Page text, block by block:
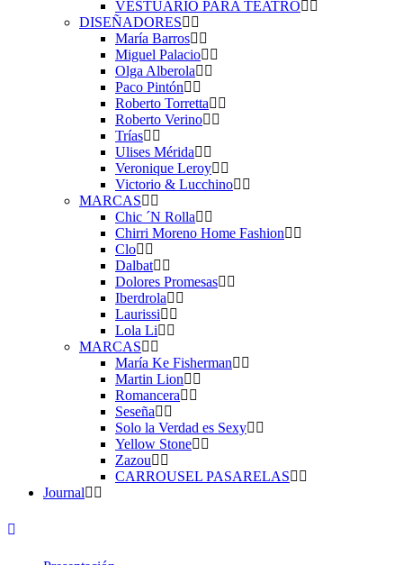
VESTUARIO PARA TEATRO
DISEÑADORES
María Barros
Miguel Palacio
Olga Alberola
Paco Pintón
Roberto Torretta
Roberto Verino
Trías
Ulises Mérida
Veronique Leroy
Victorio & Lucchino
MARCAS
Chic ´N Rolla
Chirri Moreno Home Fashion
Clo
Dalbat
Dolores Promesas
Iberdrola
Laurissi
Lola Li
MARCAS
María Ke Fisherman
Martin Lion
Romancera
Seseña
Solo la Verdad es Sexy
Yellow Stone
Zazou
CARROUSEL PASARELAS
Journal